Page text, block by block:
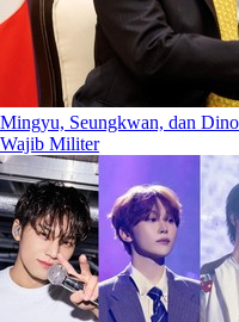
Mingyu, Seungkwan, dan
Wajib Militer